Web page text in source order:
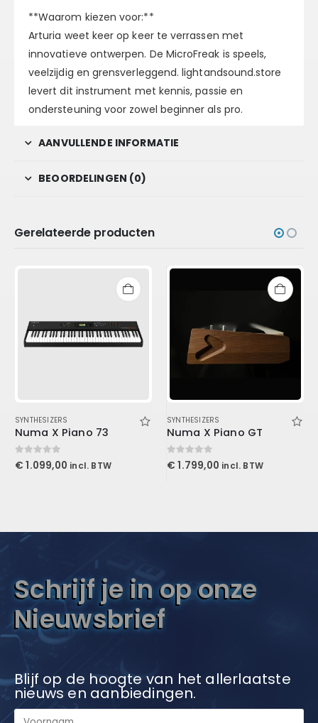
**Waarom kiezen voor:**
Arturia weet keer op keer te verrassen met
innovatieve ontwerpen. De MicroFreak is speels,
veelzijdig en grensverleggend. lightandsound.store
levert dit instrument met kennis, passie en
ondersteuning voor zowel beginner als pro.
AANVULLENDE INFORMATIE
BEOORDELINGEN (0)
Gerelateerde producten
SYNTHESIZERS
Numa X Piano 73
0out of 5
€ 1.099,00 incl. BTW
SYNTHESIZERS
Numa X Piano GT
0out of 5
€ 1.799,00 incl. BTW
Schrijf je in op onze
Nieuwsbrief
Blijf op de hoogte van het allerlaatste
nieuws en aanbiedingen.